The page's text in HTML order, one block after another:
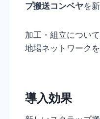
プ搬送コンベヤを
加工・組立につい
地場ネットワーク
導入効果